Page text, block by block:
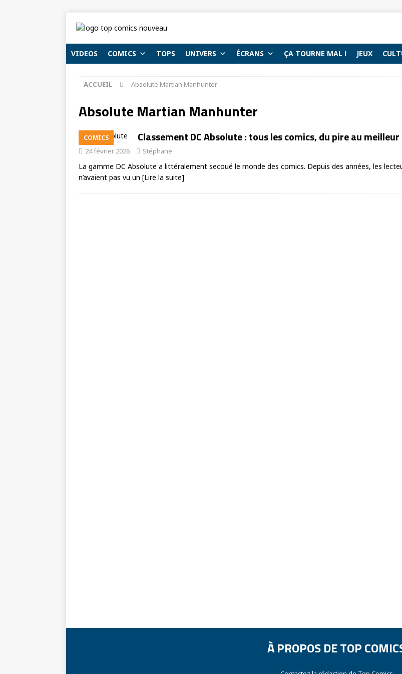
VIDEOS COMICS TOPS UNIVERS ÉCRANS ÇA TOURNE MAL ! JEUX
ACCUEIL Absolute Martian Manhunter
Absolute Martian Manhunter
COMICS Classement DC Absolute : tous les comics, du pire au meilleur
24 février 2026 Stéphane
La gamme DC Absolute a littéralement secoué le monde des comics. Depuis des années, les
n’avaient pas vu un [Lire la suite]
À PROPOS DE TOP